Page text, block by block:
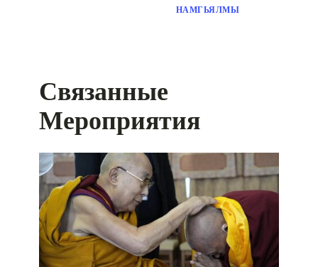
НАМГЬЯЛМЫ
Связанные
Мероприятия